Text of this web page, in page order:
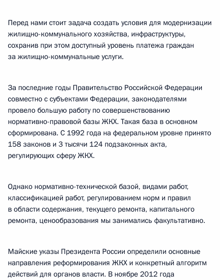
Перед нами стоит задача создать условия для модернизации
жилищно-коммунального хозяйства, инфраструктуры,
сохранив при этом доступный уровень платежа граждан
за жилищно-коммунальные услуги.
За последние годы Правительство Российской Федерации
совместно с субъектами Федерации, законодателями
провело большую работу по совершенствованию
нормативно-правовой базы ЖКХ. Такая база в основном
сформирована. С 1992 года на федеральном уровне принято
158 законов и 3 тысячи 124 подзаконных акта,
регулирующих сферу ЖКХ.
Однако нормативно-технической базой, видами работ,
классификацией работ, регулированием норм и правил
в области содержания, текущего ремонта, капитального
ремонта, ценообразования мы занимались факультативно.
Майские указы Президента России определили основные
направления реформирования ЖКХ и конкретный алгоритм
действий для органов власти. В ноябре 2012 года